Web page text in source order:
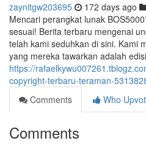
zaynitgw203695 172 days ago
Mencari perangkat lunak
sesuai! Berita terbaru mengenai
telah kami seduhkan di sini. Kami
yang mereka tawarkan adalah edisi
https://
copyright-terbaru-teraman-
Comments
Who
Comments